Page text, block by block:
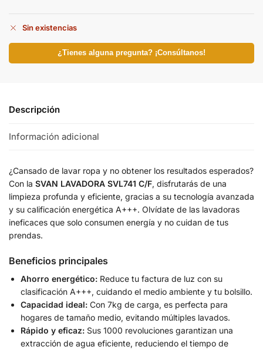
Sin existencias
¿Tienes alguna pregunta? ¡Consúltanos!
Descripción
Información adicional
¿Cansado de lavar ropa y no obtener los resultados esperados?
Con la SVAN LAVADORA SVL741 C/F, disfrutarás de una
limpieza profunda y eficiente, gracias a su tecnología avanzada
y su calificación energética A+++. Olvídate de las lavadoras
ineficaces que solo consumen energía y no cuidan de tus
prendas.
Beneficios principales
Ahorro energético: Reduce tu factura de luz con su
clasificación A+++, cuidando el medio ambiente y tu bolsillo.
Capacidad ideal: Con 7kg de carga, es perfecta para
hogares de tamaño medio, evitando múltiples lavados.
Rápido y eficaz: Sus 1000 revoluciones garantizan una
extracción de agua eficiente, reduciendo el tiempo de